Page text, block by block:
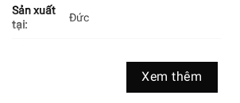
Sản xuất
tại:
Đức
13 bộ chén đĩa Châu Âu
Xem thêm